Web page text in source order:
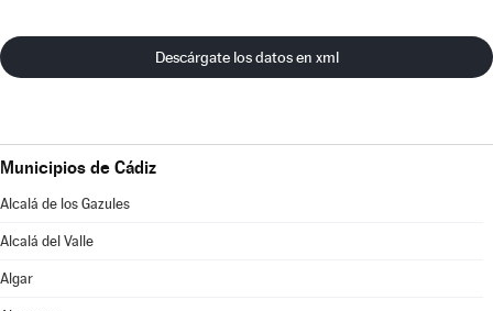
Descárgate los datos en xml
Municipios de Cádiz
Alcalá de los Gazules
Alcalá del Valle
Algar